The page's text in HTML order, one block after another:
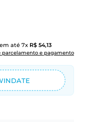
em até 7x R$ 54,13
parcelamento e pagamento